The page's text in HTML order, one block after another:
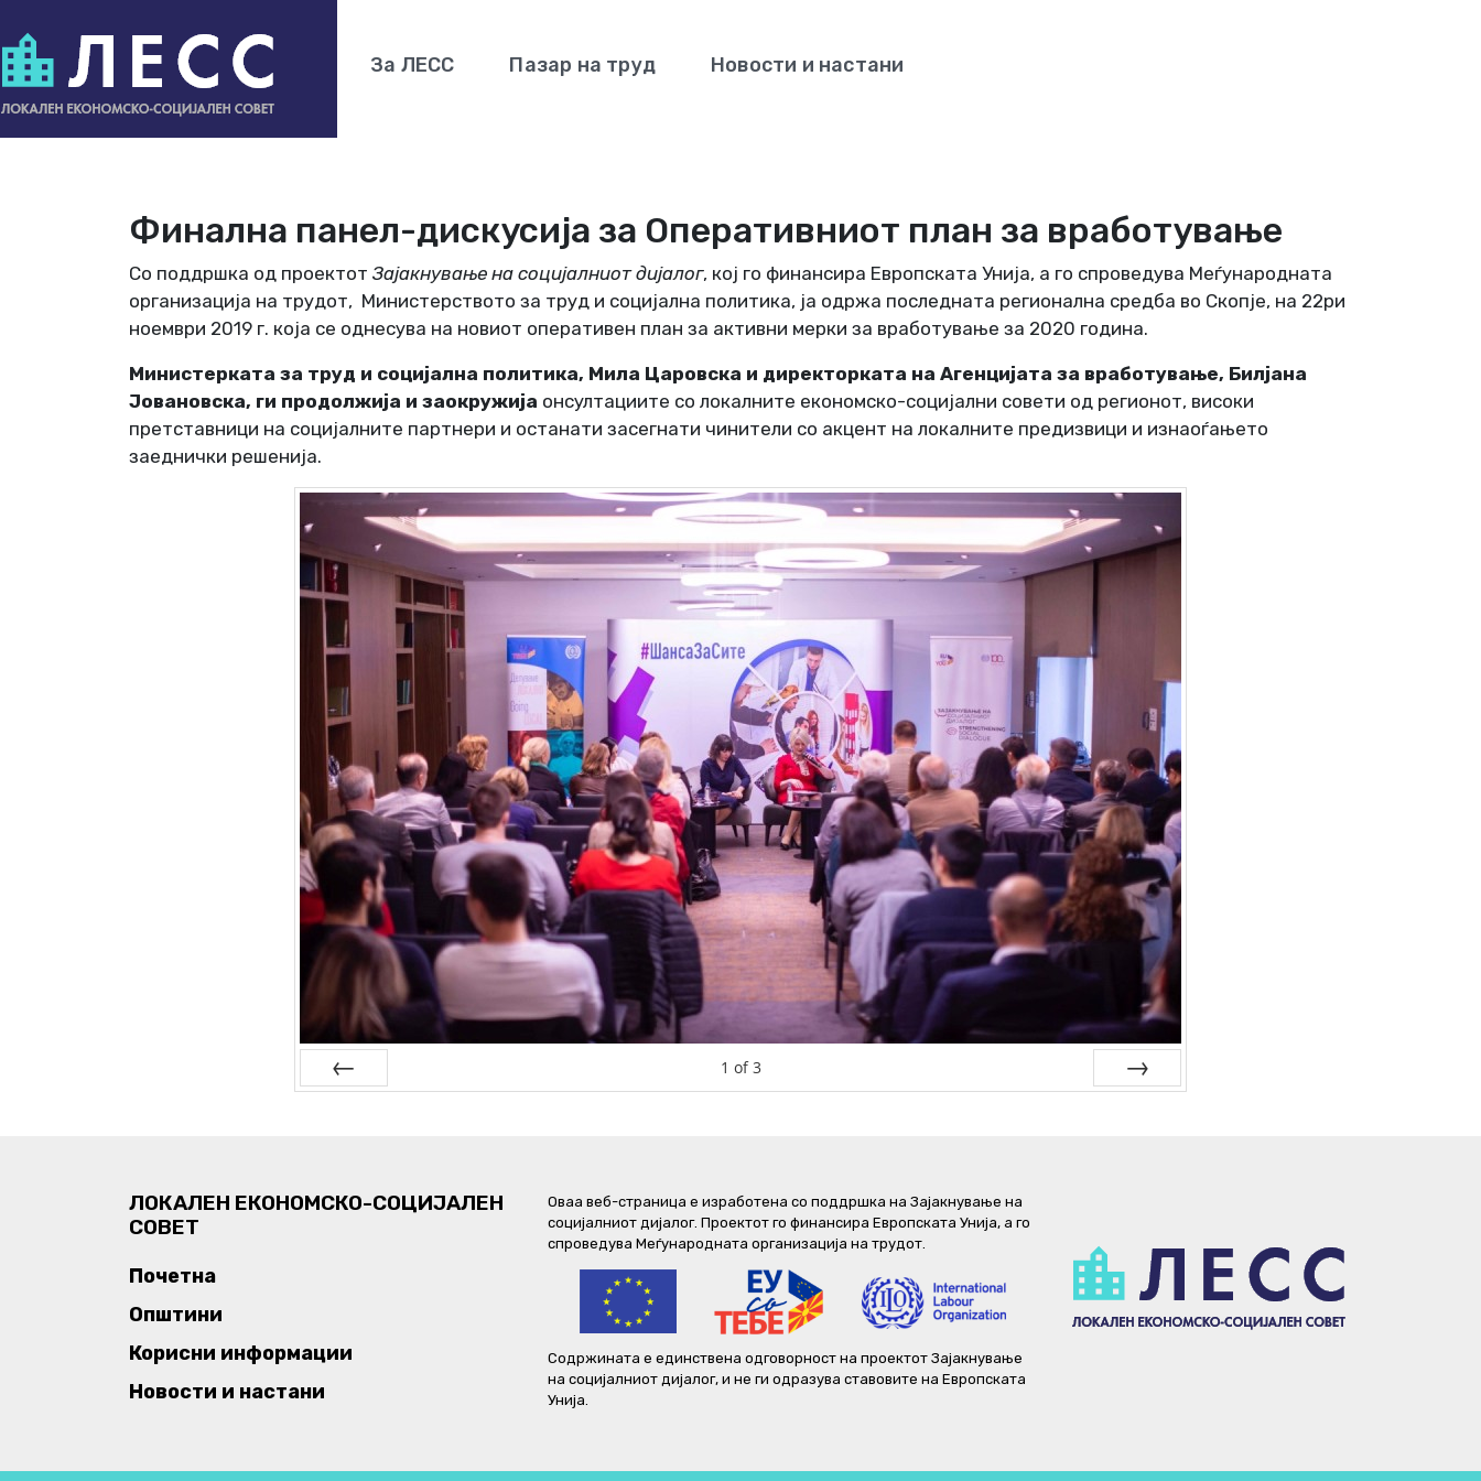
За ЛЕСС Пазар на труд Новости и настани
Финална панел-дискусија за Оперативниот план за вработување
Со поддршка од проектот Зајакнување на социјалниот дијалог, кој го финансира Европската Унија, а го спроведува Меѓународната
организација на трудот, Министерството за труд и социјална политика, ја одржа последната регионална средба во Скопје, на 22ри
ноември 2019 г. која се однесува на новиот оперативен план за активни мерки за вработување за 2020 година.
Министерката за труд и социјална политика, Мила Царовска и директорката на Агенцијата за вработување, Билјана
Јовановска, ги продолжија и заокружија онсултациите со локалните економско-социјални совети од регионот, високи
претставници на социјалните партнери и останати засегнати чинители со акцент на локалните предизвици и изнаоѓањето
заеднички решенија.
1 of 3
ЛОКАЛЕН ЕКОНОМСКО-СОЦИЈАЛЕН
СОВЕТ
Почетна
Општини
Корисни информации
Новости и настани
Оваа веб-страница е изработена со поддршка на Зајакнување на
социјалниот дијалог. Проектот го финансира Европската Унија, а го
спроведува Меѓународната организација на трудот.
Содржината е единствена одговорност на проектот Зајакнување
на социјалниот дијалог, и не ги одразува ставовите на Европската
Унија.